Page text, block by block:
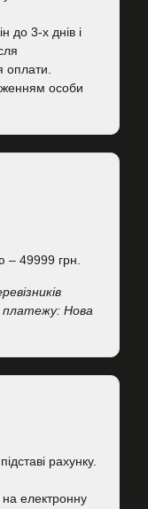
до 3-х днів і
оплати.
особи
– 49999 грн.
платежу: Нова
рахунку.
електронну